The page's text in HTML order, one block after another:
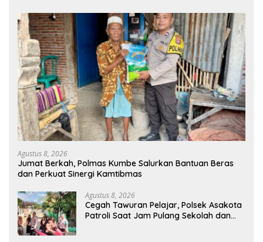
Agustus 8, 2026
Jumat Berkah, Polmas Kumbe Salurkan Bantuan Beras
dan Perkuat Sinergi Kamtibmas
Agustus 8, 2026
Cegah Tawuran Pelajar, Polsek Asakota
Patroli Saat Jam Pulang Sekolah dan